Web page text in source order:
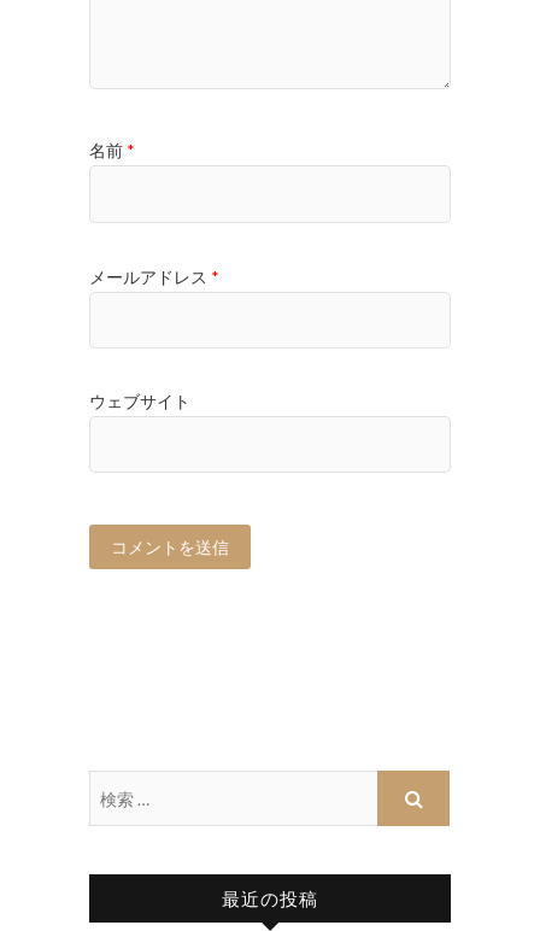
名前 *
メールアドレス *
ウェブサイト
最近の投稿